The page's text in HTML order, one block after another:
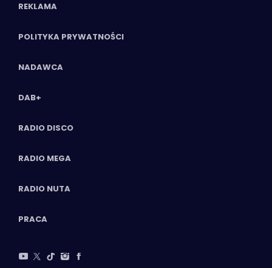
REKLAMA
POLITYKA PRYWATNOŚCI
NADAWCA
DAB+
RADIO DISCO
RADIO MEGA
RADIO NUTA
PRACA